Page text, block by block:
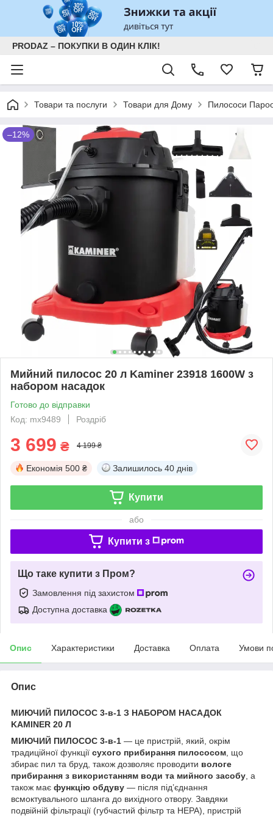
PRODAZ – ПОКУПКИ В ОДИН КЛІК!
Товари та послуги Товари для Дому Пилососи
–12%
Мийний пилосос 20 л Kaminer 23918 1600W з
набором насадок
Готово до відправки
Код: mx9489
Роздріб
3 699 ₴ 4 199 ₴
Економія 500 ₴ Залишилось 40 днів
Купити
або
Купити з
Що таке купити з Пром?
Замовлення під захистом
Доступна доставка
Опис Характеристики Доставка Оплата Умови
Опис
МИЮЧИЙ ПИЛОСОС 3-в-1 З НАБОРОМ НАСАДОК
KAMINER 20 Л
МИЮЧИЙ ПИЛОСОС 3-в-1 — це пристрій, який, окрім
традиційної функції сухого прибирання пилососом , що
збирає пил та бруд, також дозволяє проводити вологе
прибирання з використанням води та мийного засобу , а
також має функцію обдуву — після під’єднання
всмоктувального шланга до вихідного отвору. Завдяки
подвійній фільтрації (губчастий фільтр та HEPA), пристрій